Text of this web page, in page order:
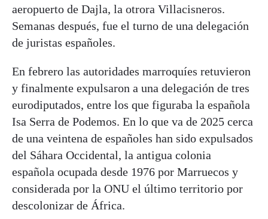
aeropuerto de Dajla, la otrora Villacisneros.
Semanas después, fue el turno de una delegación
de juristas españoles.
En febrero las autoridades marroquíes retuvieron
y finalmente expulsaron a una delegación de tres
eurodiputados, entre los que figuraba la española
Isa Serra de Podemos. En lo que va de 2025 cerca
de una veintena de españoles han sido expulsados
del Sáhara Occidental, la antigua colonia
española ocupada desde 1976 por Marruecos y
considerada por la ONU el último territorio por
descolonizar de África.